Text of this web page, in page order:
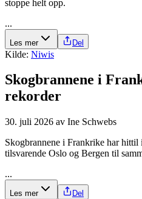
stoppe helt opp.
...
Les mer Del
Kilde: Niwis
Skogbrannene i
rekorder
30. juli 2026 av Ine Schwebs
Skogbrannene i Frankrike har hittil
tilsvarende Oslo og Bergen til
...
Les mer Del